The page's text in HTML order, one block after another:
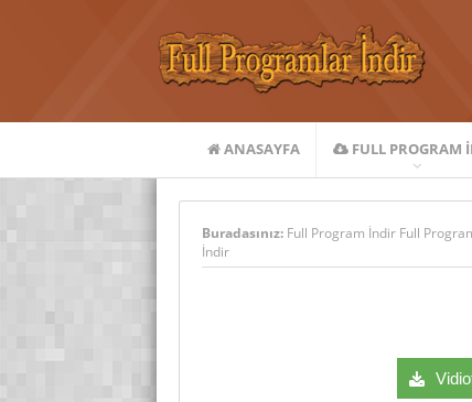
ANASAYFA FULL PROGRAM
Buradasınız: Full Program İndir Full
İndir